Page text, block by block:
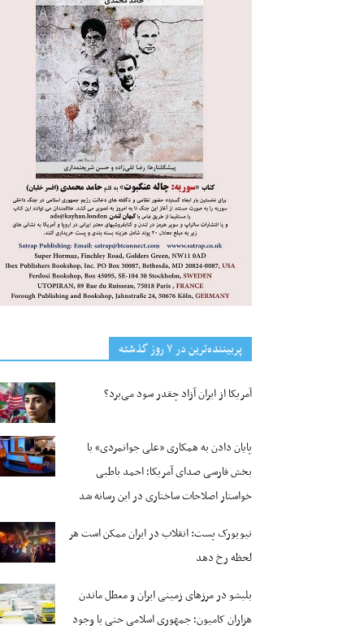
پربیننده‌ترین‌ در ۷ روز گذشته
آمریکا از ایران آزاد چقدر سود می‌برد؟
پایان دادن به همکاری «علی جوانمردی» با
بخش فارسی صدای آمریکا؛ احمد باطبی
خواستار اصلاحات ساختاری در این رسانه شد
نیویورک پست: انقلاب در ایران ممکن است هر
لحظه رخ دهد
بلبشو در مرزهای زمینی ایران و معطل ماندن
هزاران کامیون؛ جمهوری اسلامی حتی با وجود